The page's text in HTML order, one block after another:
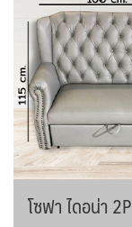
โซฟา ไดอน่า 2P